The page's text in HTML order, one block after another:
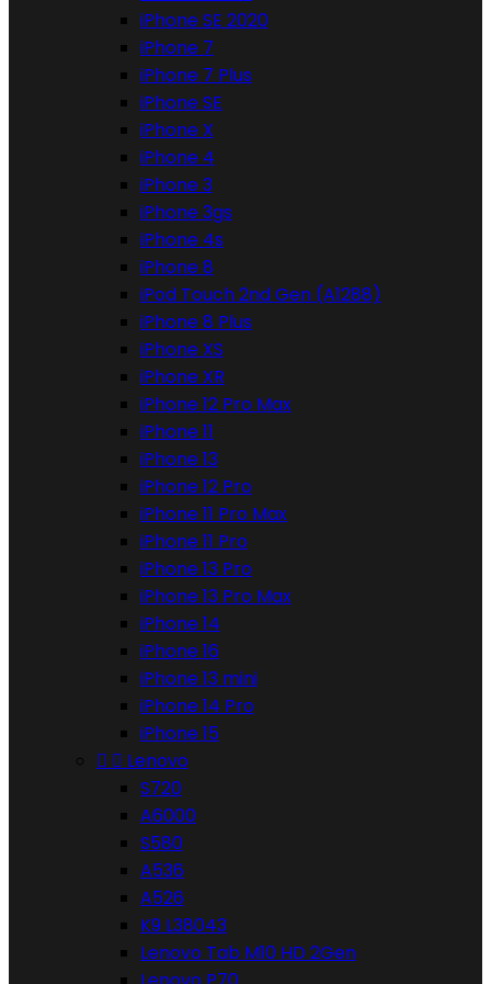
iPhone SE 2020
iPhone 7
iPhone 7 Plus
iPhone SE
iPhone X
iPhone 4
iPhone 3
iPhone 3gs
iPhone 4s
iPhone 8
iPod Touch 2nd Gen (A1288)
iPhone 8 Plus
iPhone XS
iPhone XR
iPhone 12 Pro Max
iPhone 11
iPhone 13
iPhone 12 Pro
iPhone 11 Pro Max
iPhone 11 Pro
iPhone 13 Pro
iPhone 13 Pro Max
iPhone 14
iPhone 16
iPhone 13 mini
iPhone 14 Pro
iPhone 15
  Lenovo
S720
A6000
S580
A536
A526
K9 L38043
Lenovo Tab M10 HD 2Gen